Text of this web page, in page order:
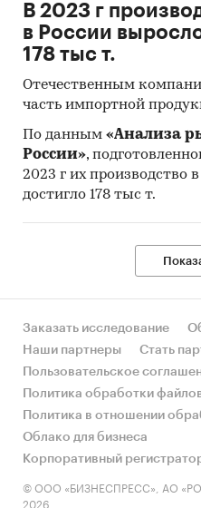
В 2023 г
в России
178 тыс т.
Отечественным
часть импортной
По данным «Анализа
России»,
2023 г их производство
достигло 178 тыс т.
Заказать исследование
Наши партнеры
Стать
Пользовательское
Политика обработки
Политика в отношении
Облако для бизнеса
Корпоративный
© ООО «БИЗНЕСПРЕСС», АО
2026.